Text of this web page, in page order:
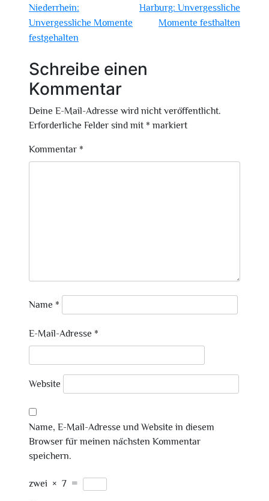
Niederrhein:
Unvergessliche Momente
festgehalten
Harburg: Unvergessliche
Momente festhalten
Schreibe einen
Kommentar
Deine E-Mail-Adresse wird nicht veröffentlicht.
Erforderliche Felder sind mit * markiert
Kommentar *
Name *
E-Mail-Adresse *
Website
Name, E-Mail-Adresse und Website in diesem
Browser für meinen nächsten Kommentar
speichern.
zwei × 7 =